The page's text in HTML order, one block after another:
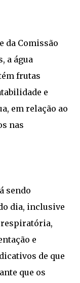
da Comissão
a água
frutas
e
em relação ao
nas
sendo
dia, inclusive
respiratória,
e
de que
que os